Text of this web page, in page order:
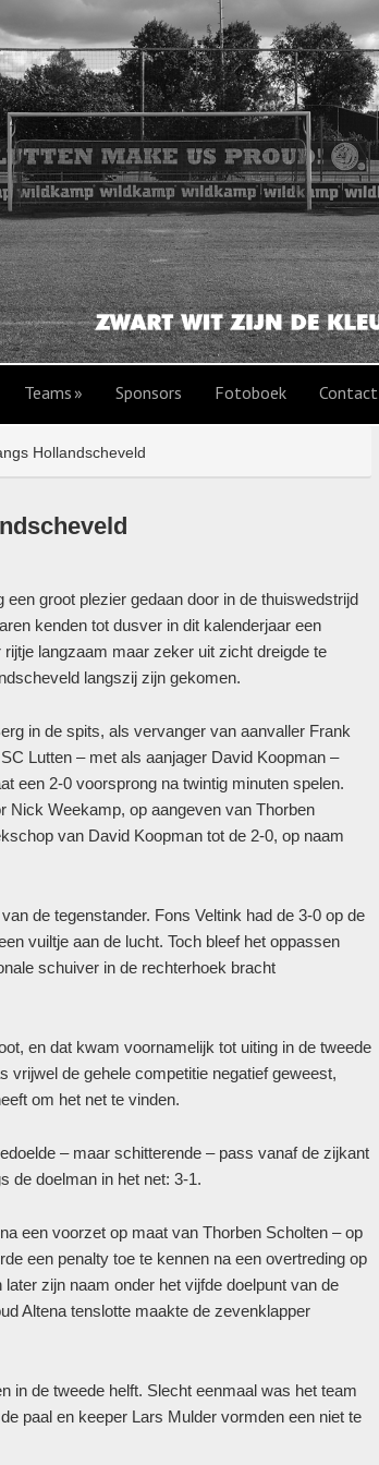
Teams Sponsors Fotoboek Contact
Hollandscheveld
groot plezier gedaan door in de thuiswedstrijd
kenden tot dusver in dit kalenderjaar een
langzaam maar zeker uit zicht dreigde te
langszij zijn gekomen.
in de spits, als vervanger van aanvaller Frank
Lutten – met als aanjager David Koopman –
een 2-0 voorsprong na twintig minuten spelen.
Nick Weekamp, op aangeven van Thorben
van David Koopman tot de 2-0, op naam
de tegenstander. Fons Veltink had de 3-0 op de
vuiltje aan de lucht. Toch bleef het oppassen
schuiver in de rechterhoek bracht
en dat kwam voornamelijk tot uiting in de tweede
vrijwel de gehele competitie negatief geweest,
om het net te vinden.
– maar schitterende – pass vanaf de zijkant
de doelman in het net: 3-1.
een voorzet op maat van Thorben Scholten – op
een penalty toe te kennen na een overtreding op
zijn naam onder het vijfde doelpunt van de
Altena tenslotte maakte de zevenklapper
in de tweede helft. Slecht eenmaal was het team
paal en keeper Lars Mulder vormden een niet te